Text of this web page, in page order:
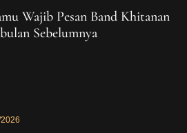
Wajib Pesan Band Khitanan
Sebelumnya